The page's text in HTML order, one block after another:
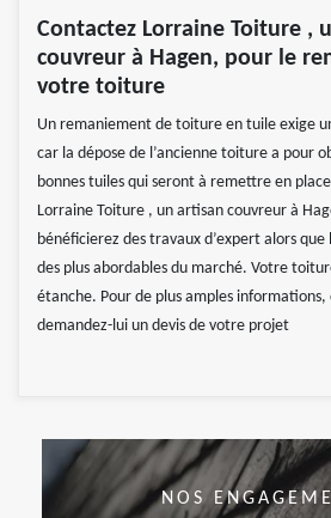
Contactez Lorraine Toiture ,
couvreur à Hagen, pour le
votre toiture
Un remaniement de toiture en tuile exige
car la dépose de l’ancienne toiture a pour
bonnes tuiles qui seront à remettre en
Lorraine Toiture , un artisan couvreur à
bénéficierez des travaux d’expert alors
des plus abordables du marché. Votre
étanche. Pour de plus amples
demandez-lui un devis de votre projet
NOS